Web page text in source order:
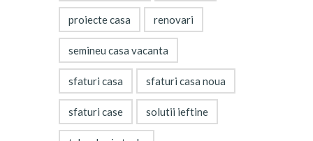
proiecte casa renovari
semineu casa vacanta
sfaturi casa sfaturi casa noua
sfaturi case solutii ieftine